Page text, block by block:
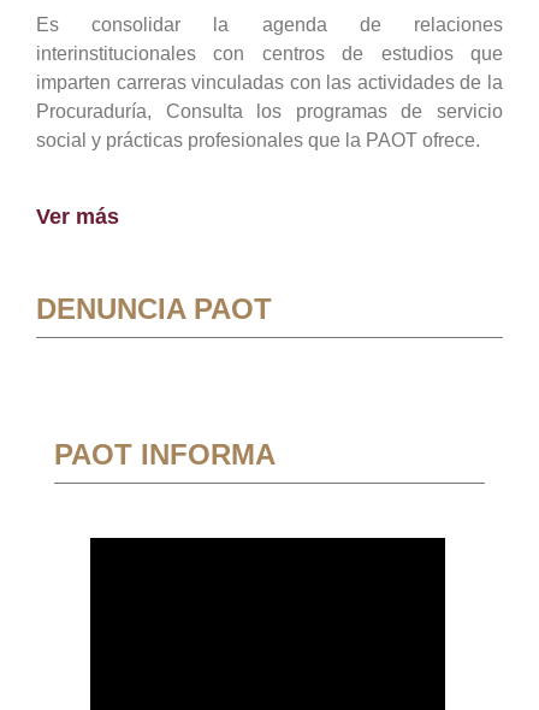
Es consolidar la agenda de relaciones
interinstitucionales con centros de estudios que
imparten carreras vinculadas con las actividades de la
Procuraduría, Consulta los programas de servicio
social y prácticas profesionales que la PAOT ofrece.
Ver más
DENUNCIA PAOT
PAOT INFORMA